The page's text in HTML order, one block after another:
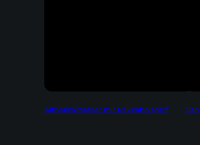
Allzweckmesser mit Pakkaholzgriff